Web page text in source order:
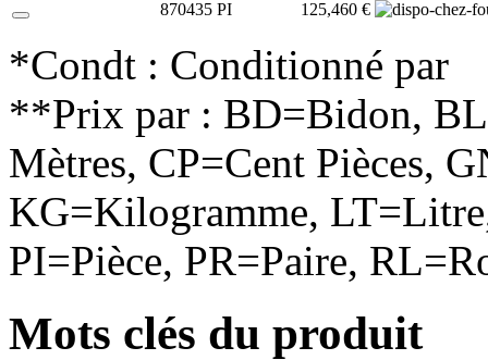
870435 PI 125,460 €
*Condt : Conditionné par
**Prix par : BD=Bidon,
Mètres, CP=Cent Pièces,
KG=Kilogramme,
PI=Pièce, PR=Paire,
Mots clés du produit